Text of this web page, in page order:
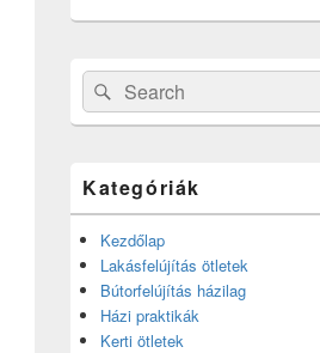
Search
for:
Search
Kategóriák
Kezdőlap
Lakásfelújítás ötletek
Bútorfelújítás házilag
Házi praktikák
Kerti ötletek